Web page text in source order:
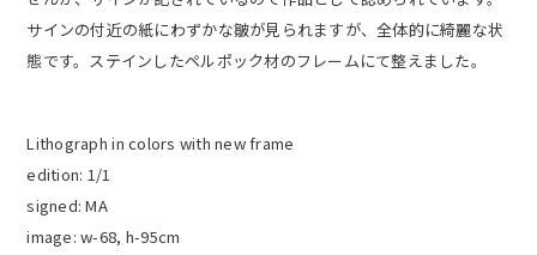
サインの付近の紙にわずかな皺が見られますが、全体的に綺麗な状
態です。ステインしたペルポック材のフレームにて整えました。
Lithograph in colors with new frame
edition: 1/1
signed: MA
image: w-68, h-95cm